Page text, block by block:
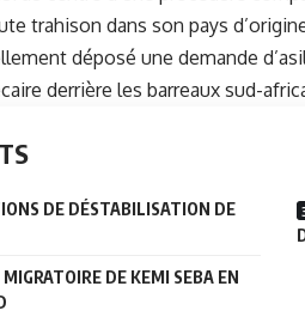
trahison dans son pays
déposé une demande
derrière les barreaux sud-
DE DÉSTABILISATION DE
DE KEMI SEBA EN